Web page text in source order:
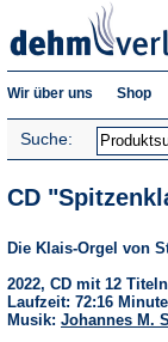
Wir über uns Shop
Suche:
CD
Die Klais-Orgel von
2022, CD mit 12 Titeln
Laufzeit: 72:16
Musik: Johannes M.